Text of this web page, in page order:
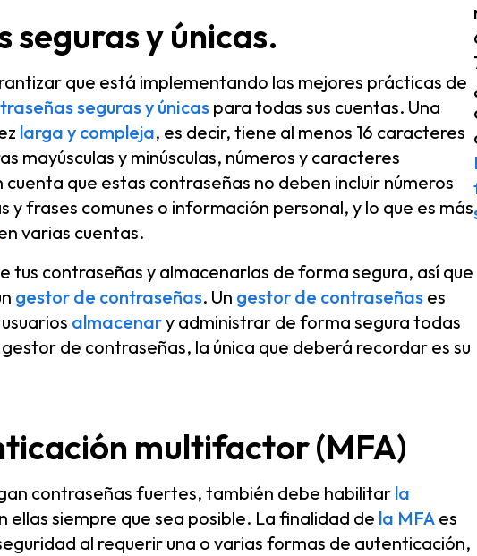
seguras y únicas.
que está implementando las mejores prácticas de
seguras y únicas para todas sus cuentas. Una
larga y compleja, es decir, tiene al menos 16 caracteres
mayúsculas y minúsculas, números y caracteres
que estas contraseñas no deben incluir números
y frases comunes o información personal, y lo que es más
varias cuentas.
tus contraseñas y almacenarlas de forma segura, así que
gestor de contraseñas. Un gestor de contraseñas es
almacenary administrar de forma segura todas
de contraseñas, la única que deberá recordar es su
multifactor (MFA)
contraseñas fuertes, también debe habilitar la
ellas siempre que sea posible. La finalidad de la MFA es
al requerir una o varias formas de autenticación,